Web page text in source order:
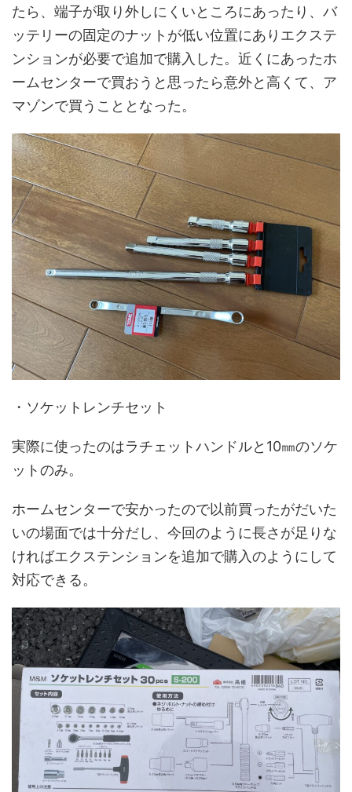
たら、端子が取り外しにくいところにあったり、バ
ッテリーの固定のナットが低い位置にありエクステ
ンションが必要で追加で購入した。近くにあったホ
ームセンターで買おうと思ったら意外と高くて、ア
マゾンで買うこととなった。
・ソケットレンチセット
実際に使ったのはラチェットハンドルと10㎜のソケ
ットのみ。
ホームセンターで安かったので以前買ったがだいた
いの場面では十分だし、今回のように長さが足りな
ければエクステンションを追加で購入のようにして
対応できる。